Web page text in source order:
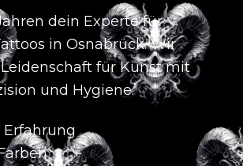
dein Experte für
in Osnabrück.Wir
für Kunst mit
und Hygiene.
Erfahrung